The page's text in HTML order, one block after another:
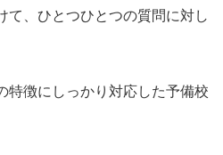
て、ひとつひとつの質問に対し
特徴にしっかり対応した予備校